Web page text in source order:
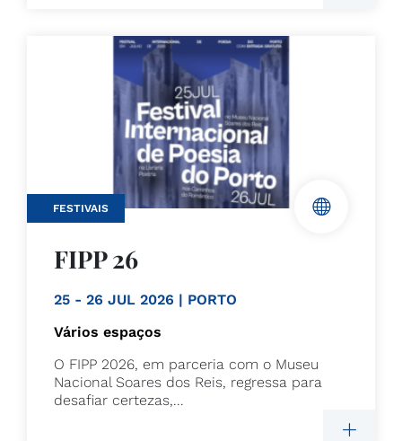
FESTIVAIS
FIPP 26
25 - 26 JUL 2026 | PORTO
Vários espaços
O FIPP 2026, em parceria com o Museu
Nacional Soares dos Reis, regressa para
desafiar certezas,...